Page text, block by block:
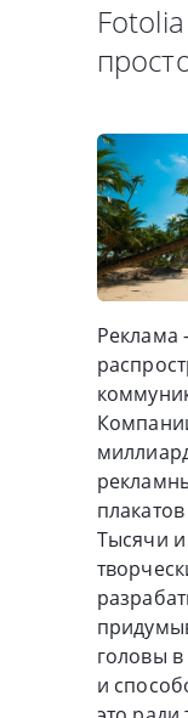
Реклама
Тысячи и
головы
и